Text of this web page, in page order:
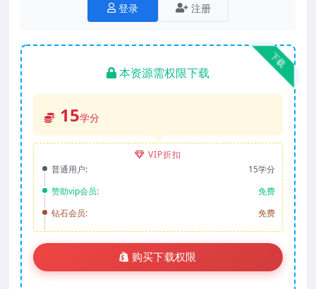
登录 注册
下载
本资源需权限下载
15学分
VIP折扣
普通用户:
15学分
赞助vip会员:
免费
钻石会员:
免费
购买下载权限